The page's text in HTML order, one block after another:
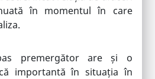
în momentul în care
premergător are și o
importantă în situația în